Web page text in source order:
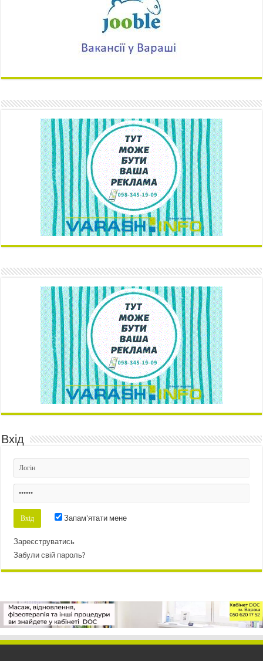
Вхід
Запам'ятати мене
Зареєструватись
Забули свій пароль?